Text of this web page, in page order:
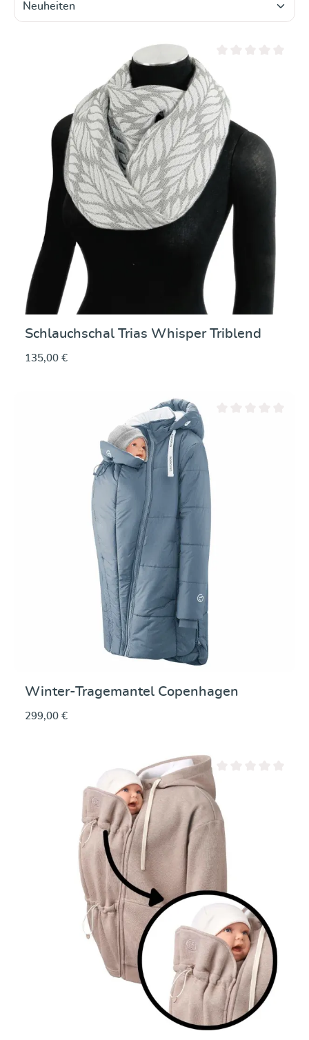
Schlauchschal Trias Whisper Triblend
135,00 €
Winter-Tragemantel Copenhagen
299,00 €